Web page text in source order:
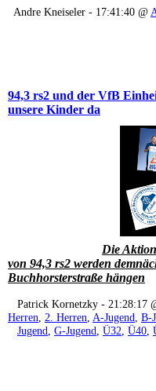
Andre Kneiseler - 17:41:40 @
94,3 rs2 und der VfB
unsere Kinder da
Die
von 94,3 rs2 werden
Buchhorsterstraße hängen
Patrick Kornetzky - 21:28:17
Herren
2. Herren A-Jugend B-
Jugend G-Jugend Ü32 Ü40